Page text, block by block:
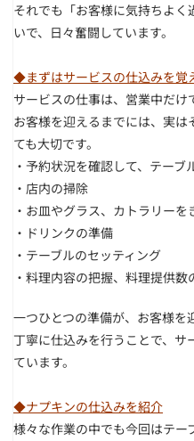
それでも「お客様に気持ちよ
いで、日々奮闘しています。
◆まずはサービスの仕込みを覚
サービスの仕事は、営業中だけ
お客様を迎えるまでには、実
ても大切です。
・予約状況を確認して、テーブ
・店内の掃除
・お皿やグラス、カトラリーを
・ドリンクの準備
・テーブルのセッティング
・料理内容の把握、料理提供
一つひとつの準備が、お客様を
丁寧に仕込みを行うことで、
ています。
◆ナプキンの仕込みを紹介
様々な作業の中でも今回はテー